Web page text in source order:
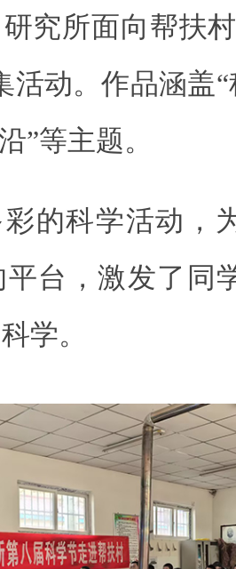
究所面向帮扶
活动。作品涵盖
”等主题。
的科学活动，
平台，激发了同
学。